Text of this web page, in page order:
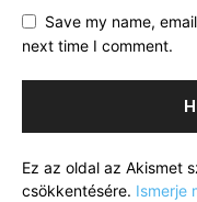
Save my name,
next time I comment.
Ez az oldal az Akismet
csökkentésére. Ismerje